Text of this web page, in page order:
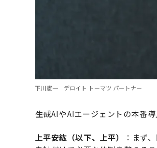
下川憲一 デロイト トーマツ パートナー
――生成AIやAIエージェントの本番
上平安紘（以下、上平）
：まず